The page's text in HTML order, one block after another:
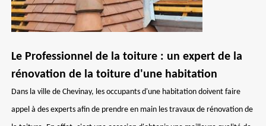
Le Professionnel de la toiture : un expert de la
rénovation de la toiture d'une habitation
Dans la ville de Chevinay, les occupants d'une habitation doivent faire
appel à des experts afin de prendre en main les travaux de rénovation de